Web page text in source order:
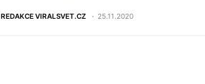
REDAKCE VIRALSVET.CZ 25.11.2020